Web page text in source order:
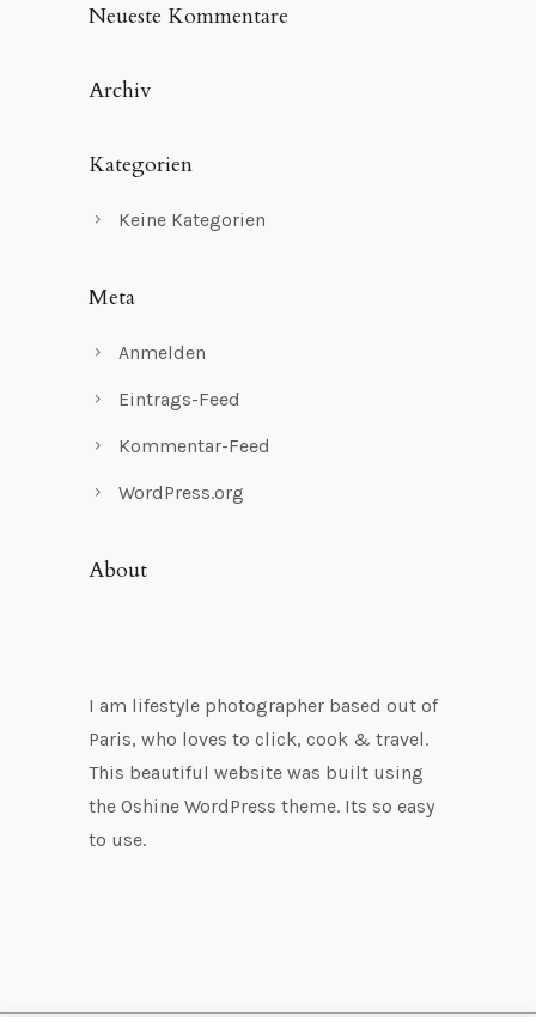
Neueste Kommentare
Archiv
Kategorien
Keine Kategorien
Meta
Anmelden
Eintrags-Feed
Kommentar-Feed
WordPress.org
About
I am lifestyle photographer based out of
Paris, who loves to click, cook & travel.
This beautiful website was built using
the Oshine WordPress theme. Its so easy
to use.